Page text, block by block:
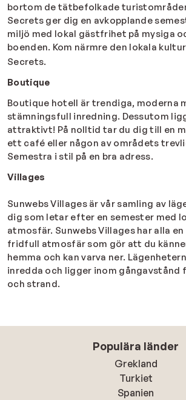
bortom de tätbefolkade
Secrets ger dig en avkopplande
miljö med lokal gästfrihet på mysiga
boenden. Kom närmre den lokala
Secrets.
Boutique
Boutique hotell är trendiga, moderna
stämningsfull inredning. Dessutom
attraktivt! På nolltid tar du dig till en
ett café eller någon av områdets
Semestra i stil på en bra adress.
Villages
Sunwebs Villages är vår samling av
dig som letar efter en semester med
atmosfär. Sunwebs Villages har alla
fridfull atmosfär som gör att du
hemma och kan varva ner.
inredda och ligger inom gångavstånd
och strand.
Populära länder
Grekland
Turkiet
Spanien